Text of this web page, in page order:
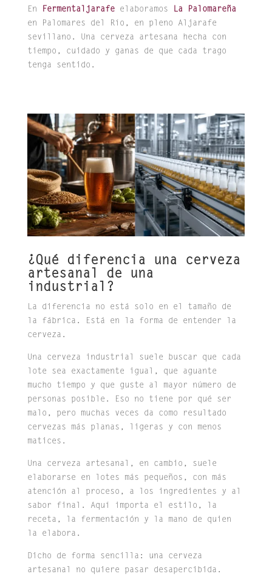
En Fermentaljarafeelaboramos
La Palomareña
en Palomares del Río, en pleno Aljarafe
sevillano. Una cerveza artesana hecha con
tiempo, cuidado y ganas de que cada trago
tenga sentido.
¿Qué diferencia una cerveza
artesanal de una
industrial?
La diferencia no está solo en el tamaño de
la fábrica. Está en la forma de entender la
cerveza.
Una cerveza industrial suele buscar que cada
lote sea exactamente igual, que aguante
mucho tiempo y que guste al mayor número de
personas posible. Eso no tiene por qué ser
malo, pero muchas veces da como resultado
cervezas más planas, ligeras y con menos
matices.
Una cerveza artesanal, en cambio, suele
elaborarse en lotes más pequeños, con más
atención al proceso, a los ingredientes y al
sabor final. Aquí importa el estilo, la
receta, la fermentación y la mano de quien
la elabora.
Dicho de forma sencilla: una cerveza
artesanal no quiere pasar desapercibida.